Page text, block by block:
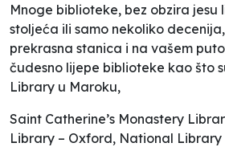
Mnoge biblioteke, bez obzira jesu
stoljeća ili samo nekoliko
prekrasna stanica i na vašem
čudesno lijepe biblioteke kao što
Library u Maroku,
Saint Catherine’s Monastery
Library – Oxford, National Library